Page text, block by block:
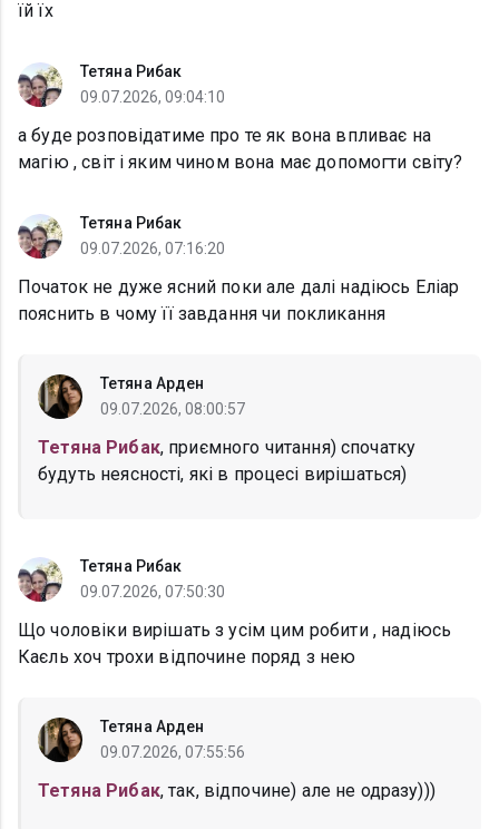
їй їх
Тетяна Рибак
09.07.2026, 09:04:10
а буде розповідатиме про те як вона впливає на
магію , світ і яким чином вона має допомогти світу?
Тетяна Рибак
09.07.2026, 07:16:20
Початок не дуже ясний поки але далі надіюсь Еліар
пояснить в чому її завдання чи покликання
Тетяна Арден
09.07.2026, 08:00:57
Тетяна Рибак, приємного читання) спочатку
будуть неясності, які в процесі вирішаться)
Тетяна Рибак
09.07.2026, 07:50:30
Що чоловіки вирішать з усім цим робити , надіюсь
Каєль хоч трохи відпочине поряд з нею
Тетяна Арден
09.07.2026, 07:55:56
Тетяна Рибак, так, відпочине) але не одразу)))